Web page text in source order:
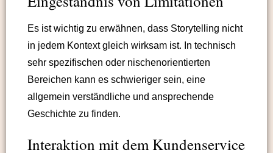
Es ist wichtig zu erwähnen, dass Storytelling nicht
in jedem Kontext gleich wirksam ist. In technisch
sehr spezifischen oder nischenorientierten
Bereichen kann es schwieriger sein, eine
allgemein verständliche und ansprechende
Geschichte zu finden.
Interaktion mit dem Kundenservice